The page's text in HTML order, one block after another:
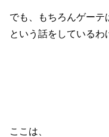
でも、もちろんゲーテ
という話をしているわ
ここは、